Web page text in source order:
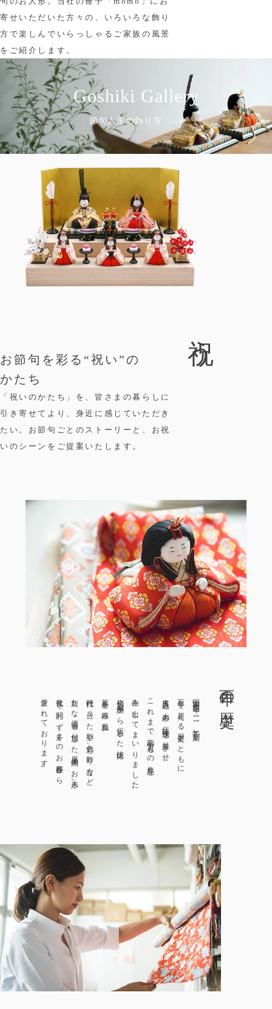
寄せいただいた方々の、いろいろな飾り
方で楽しんでいらっしゃるご家族の風景
をご紹介します。
Goshiki Gallery
節句人形の飾り方
祝う
お節句を彩る“祝い”の
かたち
「祝いのかたち」を、皆さまの暮らしに
引き寄せてより、身近に感じていただき
たい。お節句ごとのストーリーと、お祝
いのシーンをご提案いたします。
百年の歴史
明治四十四年（1911年）創業。
百年を超える歴史とともに
木目込み人形の伝統技法を昇華させ、
これまで約三十万点もの作品を
生み出してまいりました。
初代・原米洲から伝承した技術に
革新を積み重ね、
時代に合った型や色彩、飾り方など
新たな価値も付加した原孝洲のお人形。
世代を問わず多くのお客様から
愛されております。